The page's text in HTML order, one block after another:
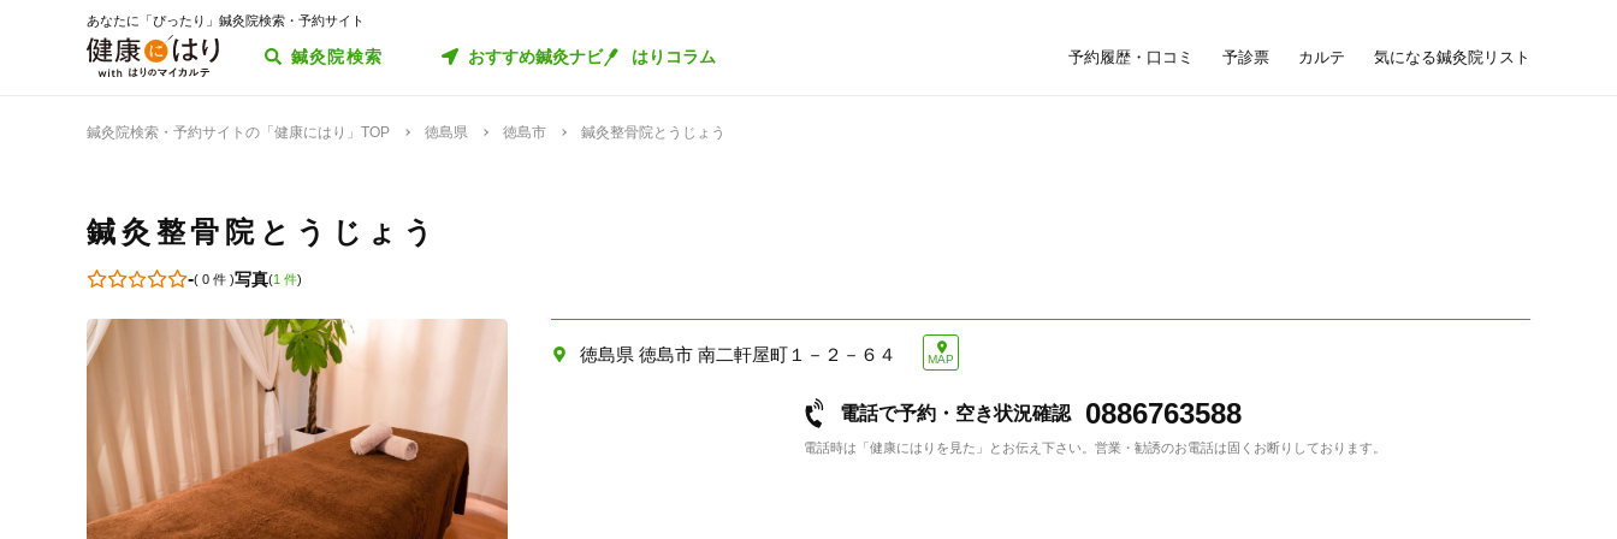
あなたに「ぴったり」鍼灸院検索・予約サイト
鍼灸院検索 おすすめ鍼灸ナビ はりコラム 予約履歴・口コミ 予診票 カルテ 気になる鍼灸院リスト
鍼灸院検索・予約サイトの「健康にはり」TOP 徳島県 徳島市 鍼灸整骨院とうじょう
鍼灸整骨院とうじょう
-( 0 件)写真(1 件)
徳島県 徳島市 南二軒屋町１－２－６４ MAP
電話で予約・空き状況確認 0886763588
電話時は「健康にはりを見た」とお伝え下さい。 営業・勧誘のお電話は固くお断りしております。